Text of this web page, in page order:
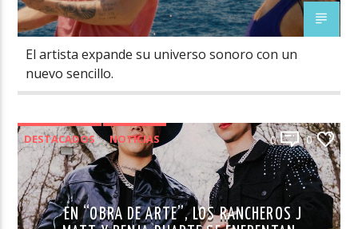
El artista expande su universo sonoro con un
nuevo sencillo.
DESTACADOS NOTICIAS 0 0
EN “OBRA DE ARTE”, LOS RANCHEROS J